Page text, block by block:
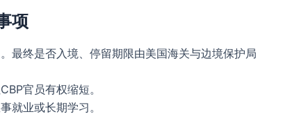
项
最终是否入境、停留期限由美国海关与边境保护局
官员有权缩短。
就业或长期学习。